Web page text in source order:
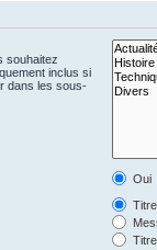
souhaitez
inclus si
dans les sous-
Oui